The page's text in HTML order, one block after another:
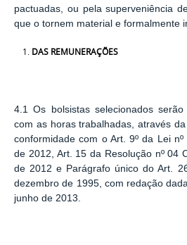
pactuadas, ou pela superveniência
que o tornem material e formalmente
DAS REMUNERAÇÕES
4.1 Os bolsistas selecionados
com as horas trabalhadas, através
conformidade com o Art. 9º da Lei
de 2012, Art. 15 da Resolução nº 04
de 2012 e Parágrafo único do Art.
dezembro de 1995, com redação
junho de 2013.